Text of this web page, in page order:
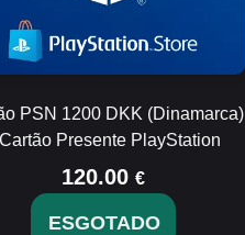
PSN 1200 DKK (Dinamarca)
Presente PlayStation
120.00 €
ESGOTADO